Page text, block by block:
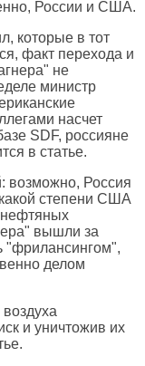
России и США.
которые в тот
факт перехода и
не
министр
насчет
SDF, россияне
в статье.
возможно, Россия
степени США
нефтяных
вышли за
"фрилансингом",
делом
и уничтожив их